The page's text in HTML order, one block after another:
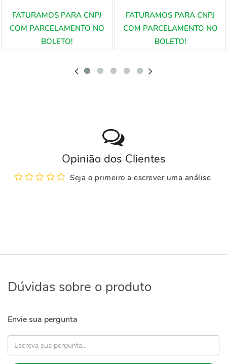
Opinião dos Clientes
Seja o primeiro a escrever uma análise
Dúvidas sobre o produto
Envie sua pergunta